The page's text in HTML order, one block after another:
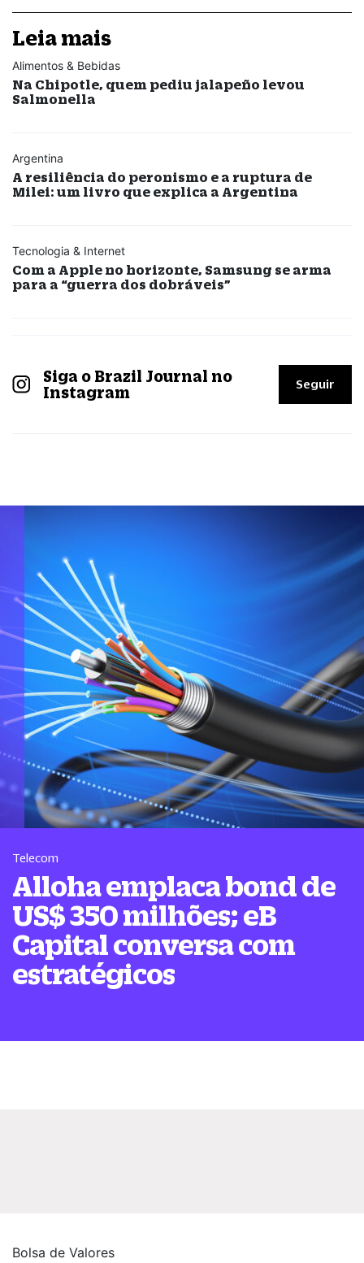
Leia mais
Alimentos & Bebidas
Na Chipotle, quem pediu jalapeño levou
Salmonella
Argentina
A resiliência do peronismo e a ruptura de
Milei: um livro que explica a Argentina
Tecnologia & Internet
Com a Apple no horizonte, Samsung se arma
para a “guerra dos dobráveis”
Siga o Brazil Journal no
Instagram
Seguir
Telecom
Alloha emplaca bond de
US$ 350 milhões; eB
Capital conversa com
estratégicos
Bolsa de Valores